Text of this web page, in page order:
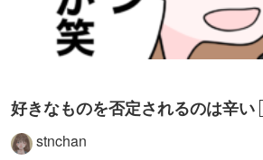
好きなものを否定されるのは辛い
stnchan